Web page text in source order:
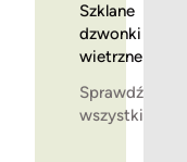
Szklane
dzwonki
wietrzne
Sprawdź
wszystkie